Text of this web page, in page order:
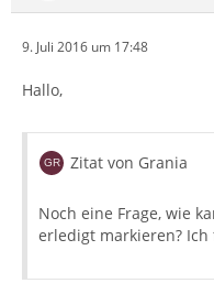
9. Juli 2016 um 17:48
Hallo,
Zitat von Grania
Noch eine Frage, wie
erledigt markieren?